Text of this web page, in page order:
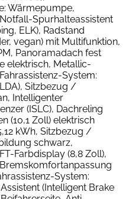
Wärmepumpe,
Spurhalteassistent
ELK), Radstand
vegan) mit Multifunktion,
Panoramadach fest
elektrisch, Metallic-
System:
Sitzbezug /
Intelligenter
(ISLC), Dachreling
(10,1 Zoll) elektrisch
kWh, Sitzbezug /
schwarz,
Farbdisplay (8,8 Zoll),
System:
(Intelligent Brake